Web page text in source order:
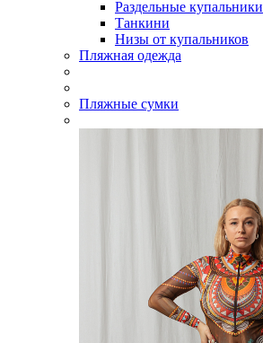
Раздельные купальники
Танкини
Низы от купальников
Пляжная одежда
Пляжные сумки